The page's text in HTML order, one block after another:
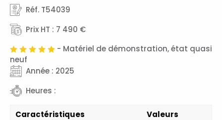
Réf. T54039
Prix HT : 7 490 €
- Matériel de démonstration, état quasi
neuf
Année : 2025
Heures :
Caractéristiques
Valeurs